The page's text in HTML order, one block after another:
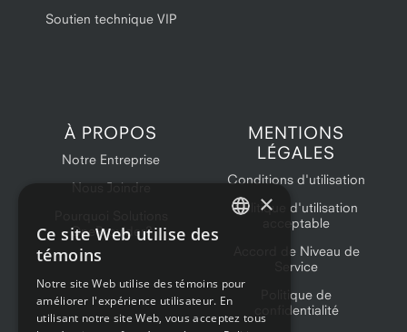
Soutien technique VIP
À PROPOS
Notre Entreprise
Nous Joindre
OneProvider?
MENTIONS
LÉGALES
Conditions d'utilisation
Politique d'utilisation
acceptable
Accord de Niveau de
Service
Politique de
confidentialité
×
Ce site Web utilise des
témoins
Notre site Web utilise des témoins pour
améliorer l'expérience utilisateur. En
utilisant notre site Web, vous acceptez tous